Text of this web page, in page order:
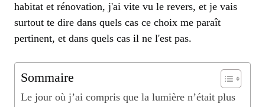
habitat et rénovation, j'ai vite vu le revers, et je vais
surtout te dire dans quels cas ce choix me paraît
pertinent, et dans quels cas il ne l'est pas.
Sommaire
Le jour où j’ai compris que la lumière n’était plus